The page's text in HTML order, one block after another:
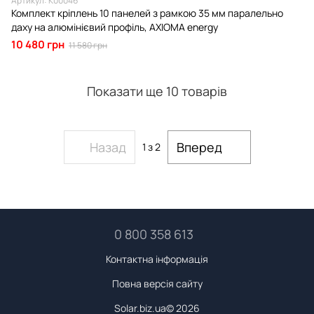
Комплект кріплень 10 панелей з рамкою 35 мм паралельно
даху на алюмінієвий профіль, AXIOMA energy
10 480 грн 11 580 грн
Показати ще 10 товарів
Назад 1 з 2 Вперед
0 800 358 613
Контактна інформація
Повна версія сайту
Solar.biz.ua© 2026